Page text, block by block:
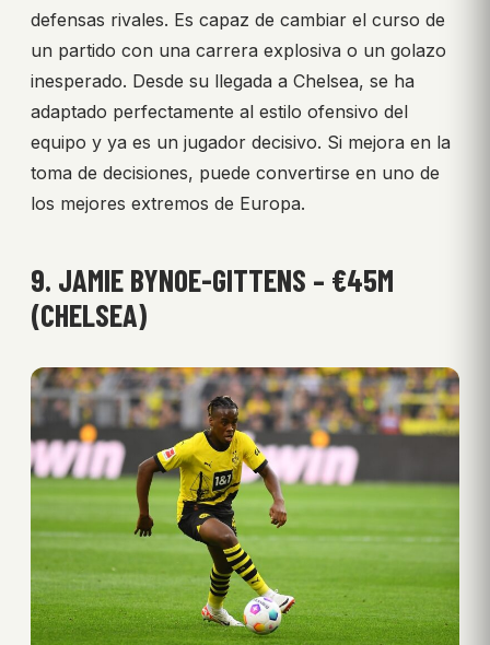
defensas rivales. Es capaz de cambiar el curso de
un partido con una carrera explosiva o un golazo
inesperado. Desde su llegada a Chelsea, se ha
adaptado perfectamente al estilo ofensivo del
equipo y ya es un jugador decisivo. Si mejora en la
toma de decisiones, puede convertirse en uno de
los mejores extremos de Europa.
9. JAMIE BYNOE-GITTENS – €45M
(CHELSEA)